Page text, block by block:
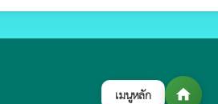
เมนูหลัก home